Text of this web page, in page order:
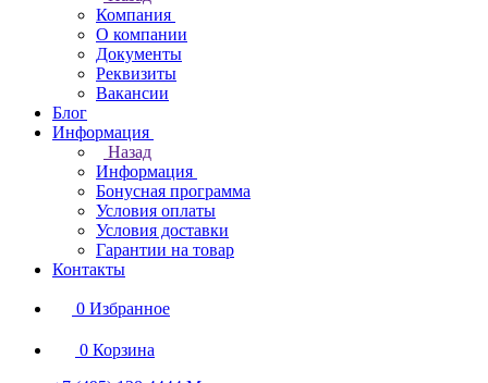
Компания
О компании
Документы
Реквизиты
Вакансии
Блог
Информация
Назад
Информация
Бонусная программа
Условия оплаты
Условия доставки
Гарантии на товар
Контакты
0 Избранное
0 Корзина